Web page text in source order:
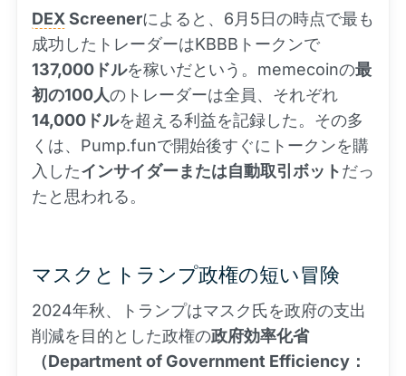
DEX Screenerによると、6月5日の時点で最も
成功したトレーダーはKBBBトークンで
137,000ドルを稼いだという。memecoinの最
初の100人のトレーダーは全員、それぞれ
14,000ドルを超える利益を記録した。その多
くは、Pump.funで開始後すぐにトークンを購
入したインサイダーまたは自動取引ボットだっ
たと思われる。
マスクとトランプ政権の短い冒険
2024年秋、トランプはマスク氏を政府の支出
削減を目的とした政権の政府効率化省
（Department of Government Efficiency：